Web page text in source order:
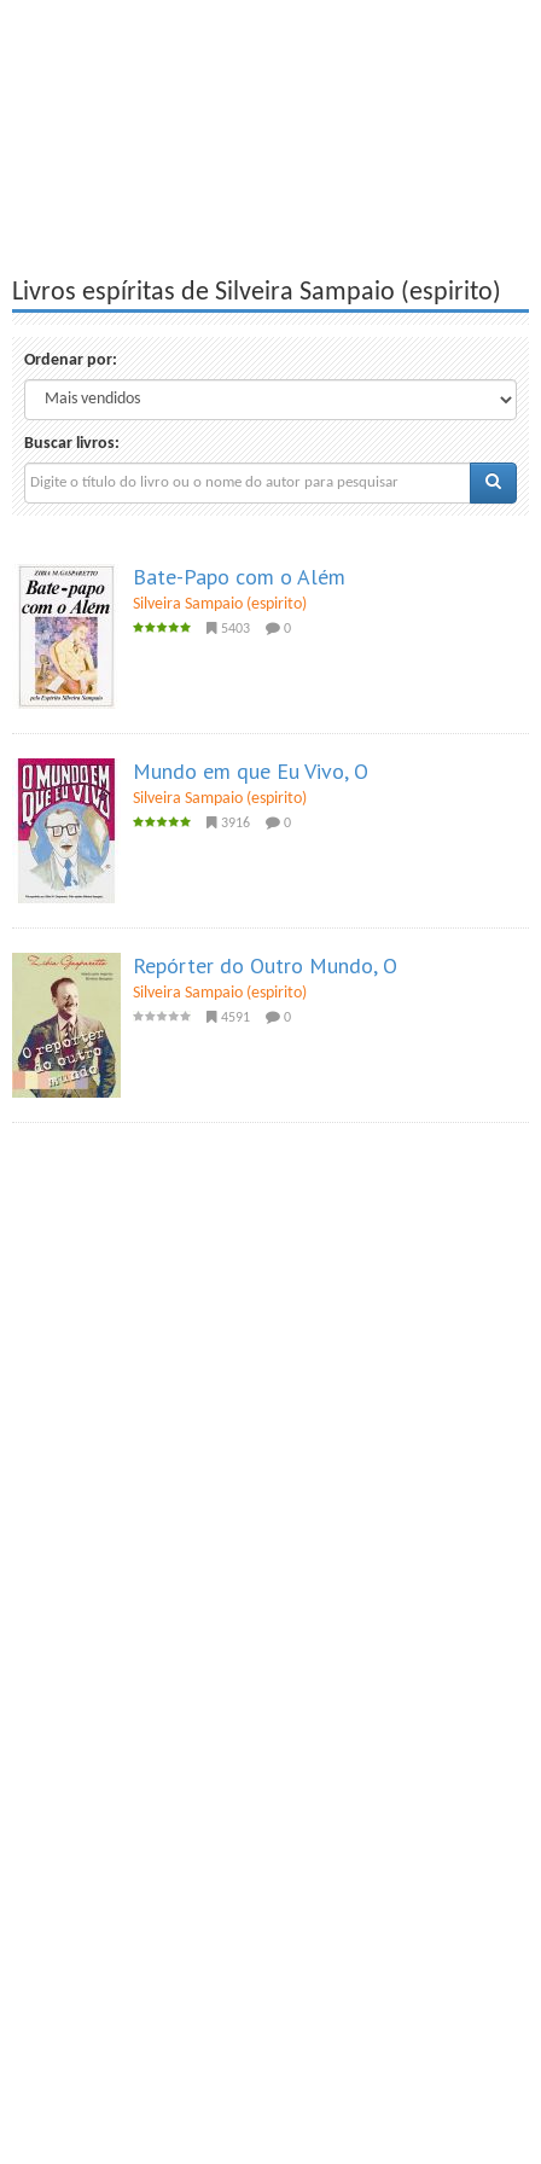
Livros espíritas de Silveira Sampaio (espirito)
Ordenar por:
Buscar livros:
Bate-Papo com o Além
Silveira Sampaio (espirito)
5403 0
Mundo em que Eu Vivo, O
Silveira Sampaio (espirito)
3916 0
Repórter do Outro Mundo, O
Silveira Sampaio (espirito)
4591 0